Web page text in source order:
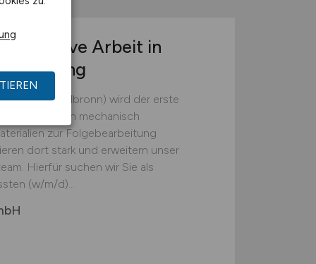
operative Arbeit in
Heilbronn) wird der erste
die Batterien mechanisch
zur Folgebearbeitung
dort stark und erweitern unser
Hierfür suchen wir Sie als
(w/m/d)...